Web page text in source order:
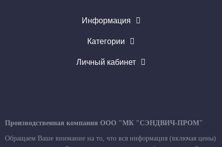
Информация
Категории
Личный кабинет
Производственная компания ООО "МК "СЭНДВИЧ-ПРОМ"
Обращаем Ваше внимание на то, что вся информация (включая цены)